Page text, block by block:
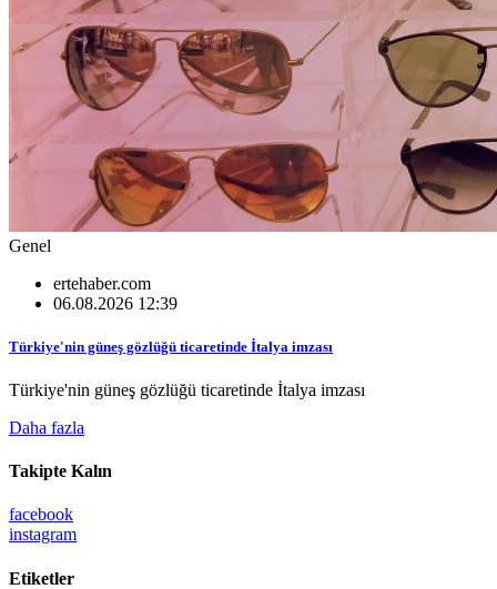
Genel
ertehaber.com
06.08.2026 12:39
Türkiye'nin güneş gözlüğü ticaretinde İtalya imzası
Türkiye'nin güneş gözlüğü ticaretinde İtalya imzası
Daha fazla
Takipte Kalın
facebook
instagram
Etiketler